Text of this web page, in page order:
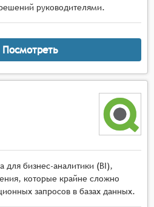
руководителями.
Посмотреть
для бизнес-аналитики (BI),
которые крайне сложно
запросов в базах данных.